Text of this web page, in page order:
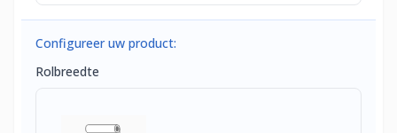
Configureer uw product:
Rolbreedte